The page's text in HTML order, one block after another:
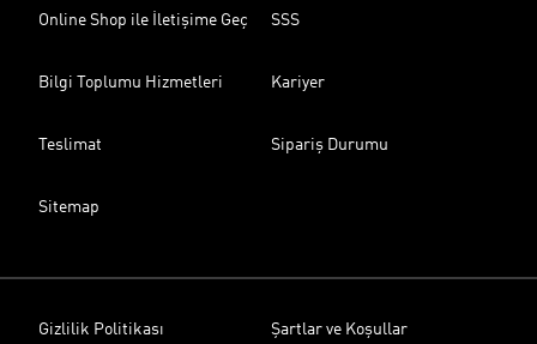
Online Shop ile İletişime Geç SSS
Bilgi Toplumu Hizmetleri Kariyer
Teslimat Sipariş Durumu
Sitemap
Gizlilik Politikası Şartlar ve Koşullar